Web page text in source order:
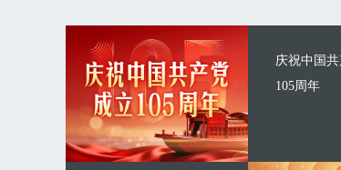
庆祝中国
105周年